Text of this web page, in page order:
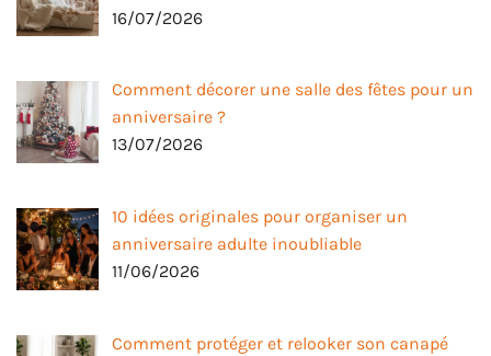
16/07/2026
Comment décorer une salle des fêtes pour un
anniversaire ?
13/07/2026
10 idées originales pour organiser un
anniversaire adulte inoubliable
11/06/2026
Comment protéger et relooker son canapé